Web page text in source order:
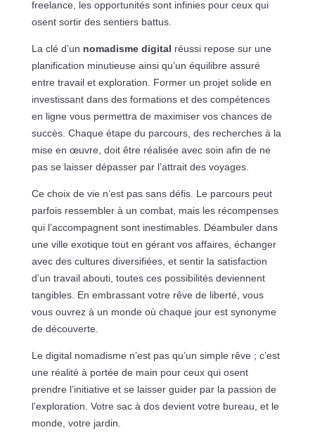
freelance, les opportunités sont infinies pour ceux qui
osent sortir des sentiers battus.
La clé d’un nomadisme digital réussi repose sur une
planification minutieuse ainsi qu’un équilibre assuré
entre travail et exploration. Former un projet solide en
investissant dans des formations et des compétences
en ligne vous permettra de maximiser vos chances de
succès. Chaque étape du parcours, des recherches à la
mise en œuvre, doit être réalisée avec soin afin de ne
pas se laisser dépasser par l’attrait des voyages.
Ce choix de vie n’est pas sans défis. Le parcours peut
parfois ressembler à un combat, mais les récompenses
qui l’accompagnent sont inestimables. Déambuler dans
une ville exotique tout en gérant vos affaires, échanger
avec des cultures diversifiées, et sentir la satisfaction
d’un travail abouti, toutes ces possibilités deviennent
tangibles. En embrassant votre rêve de liberté, vous
vous ouvrez à un monde où chaque jour est synonyme
de découverte.
Le digital nomadisme n’est pas qu’un simple rêve ; c’est
une réalité à portée de main pour ceux qui osent
prendre l’initiative et se laisser guider par la passion de
l’exploration. Votre sac à dos devient votre bureau, et le
monde, votre jardin.